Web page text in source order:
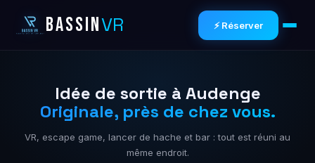
BASSINVR ⚡ Réserver
Idée de sortie à Audenge
Originale, près de chez vous.
VR, escape game, lancer de hache et bar : tout est réuni au
même endroit.